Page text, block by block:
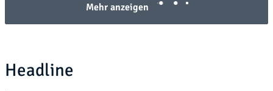
Mehr anzeigen
Headline